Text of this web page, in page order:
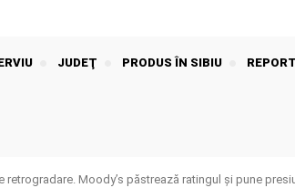
JUDEŢ PRODUS ÎN SIBIU
retrogradare. Moody’s păstrează ratingul și pune